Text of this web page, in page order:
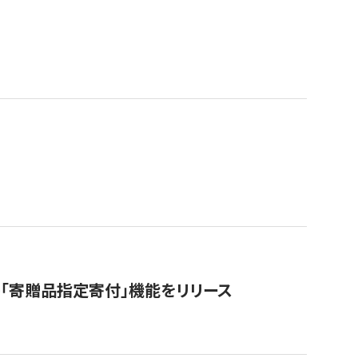
贈品指定寄付」機能をリリース